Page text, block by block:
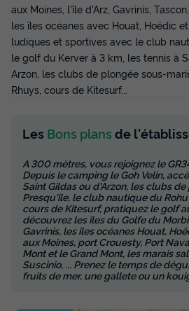
Voir les
MOBILHOME 4 personnes
Annulation gratuite
Surface
23m²
Adultes
2
Enfants
2
Terrasse semi-couverte Cafetière
Salon de jardin
Micro-ondes
aux Moines, l'île d'Arz, Gavrinis,
les îles océanes avec Houat, Hoëdic
ludiques et sportives avec le club
le golf du Kerver à 3 km, les tennis à
Arzon, les clubs de plongée sous-
Rhuys, cours de Kitesurf...
Les Bons plans de
A 300 mètres, vous rejoignez le
Depuis le camping le Goh Velin,
Saint Gildas ou d'Arzon, les clubs
Presqu'île, le club nautique du
cours de Kitesurf, pratiquez le golf
découvrez les îles du Golfe du
Gavrinis, les îles océanes Houat,
aux Moines, port Crouesty, Port
Mont et le Grand Mont, les marais
Suscinio, ... Prenez le temps de
fruits de mer, une gallete ou un